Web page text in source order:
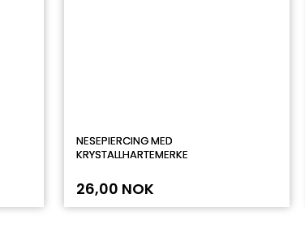
NESEPIERCING MED
KRYSTALLHARTEMERKE
26,00 NOK